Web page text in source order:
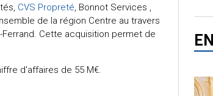
CVS Propreté, Bonnot Services ,
de la région Centre au travers
Cette acquisition permet de
d'affaires de 55 M€.